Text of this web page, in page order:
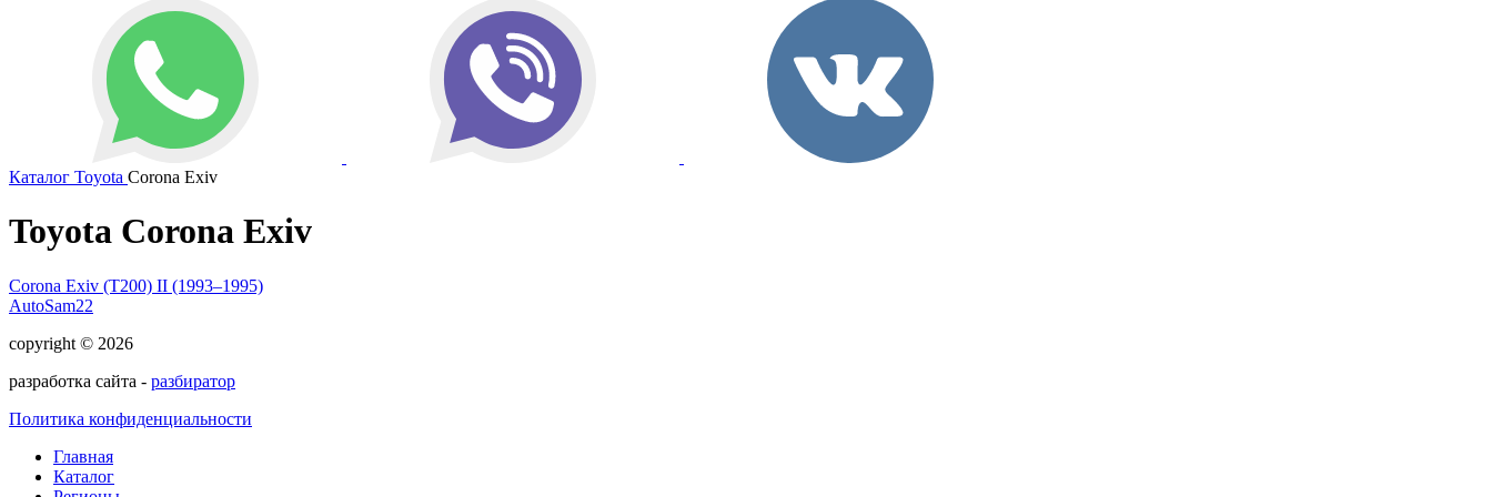
Каталог Toyota Corona Exiv
Toyota Corona Exiv
Corona Exiv (T200) II (1993–1995)
AutoSam22
copyright © 2026
разработка сайта - разбиратор
Политика конфиденциальности
Главная
Каталог